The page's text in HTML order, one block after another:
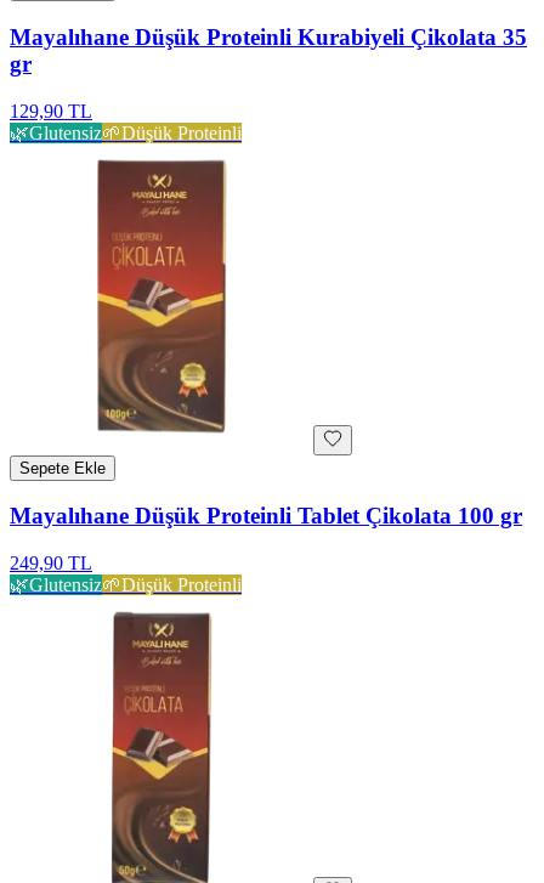
Mayalıhane Düşük Proteinli Kurabiyeli Çikolata 35
gr
129,90 TL
🌿Glutensiz🌱Düşük Proteinli
Sepete Ekle
Mayalıhane Düşük Proteinli Tablet Çikolata 100 gr
249,90 TL
🌿Glutensiz🌱Düşük Proteinli